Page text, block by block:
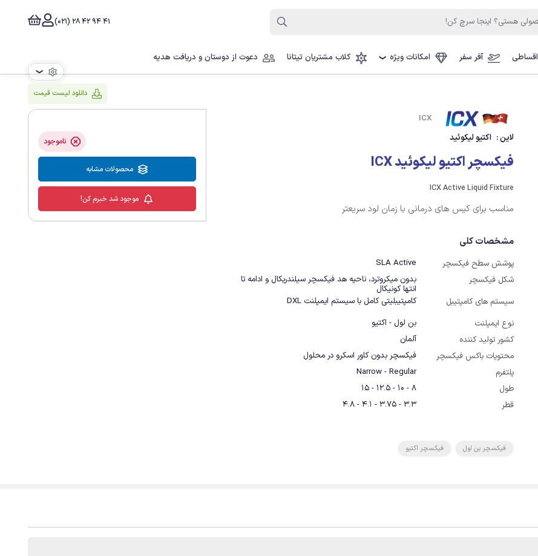
41 94 42 28 (021)
اقساطی آفر سفر امکانات ویژه ❯ کلاب مشتریان تیتانا دعوت از دوستان و دریافت هدیه
❯
دانلود لیست قیمت
ICX
لاین : اکتیو لیکوئید
فیکسچر اکتیو لیکوئید ICX
ICX Active Liquid Fixture
مناسب برای کیس های درمانی با زمان لود سریعتر
مشخصات کلی
پوشش سطح فیکسچر
SLA Active
شکل فیکسچر
بدون میکروترد، ناحیه هد فیکسچر سیلندریکال و ادامه تا
انتها کونیکال
سیستم های کامپتیبل
کامپتیبلیتی کامل با سیستم ایمپلنت DXL
نوع ایمپلنت
بن لول - اکتیو
کشور تولید کننده
آلمان
محتویات باکس فیکسچر
فیکسچر بدون کاور اسکرو در محلول
پلتفرم
Narrow - Regular
طول
8 - 10 - 12.5 - 15
قطر
3.3 - 3.75 - 4.1 - 4.8
فیکسچر بن لول فیکسچر اکتیو
ناموجود
محصولات مشابه
موجود شد خبرم کن!